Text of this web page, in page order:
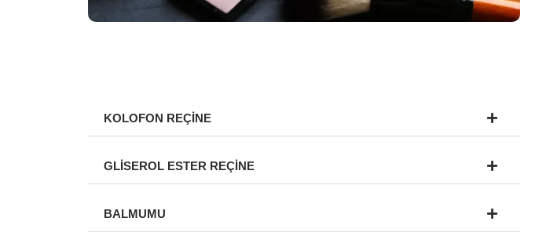
KOLOFON REÇİNE
GLİSEROL ESTER REÇİNE
BALMUMU